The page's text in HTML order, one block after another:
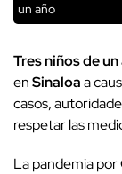
un año
Tres niños deun
enSinaloaa
casos,
respetar las
La pandemia